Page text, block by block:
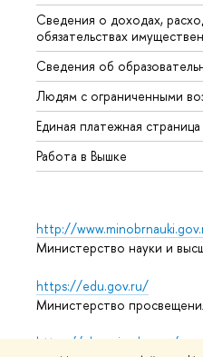
Сведения о доходах,
обязательствах
Сведения об
Людям с ограниченными
Единая платежная страница
Работа в Вышке
http://
Министерство науки и
https://edu.gov.ru/
Министерство
https://elearning.hse.ru/